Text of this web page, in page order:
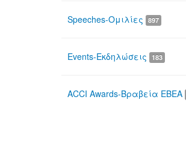
Speeches-Ομιλίες 897
Events-Εκδηλώσεις 183
ACCI Awards-Βραβεία ΕΒΕΑ